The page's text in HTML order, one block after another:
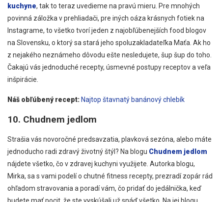
kuchyne, tak to teraz uvedieme na pravú mieru. Pre mnohých
povinná záložka v prehliadači, pre iných oáza krásnych fotiek na
Instagrame, to všetko tvorí jeden z najobľúbenejších food blogov
na Slovensku, o ktorý sa stará jeho spoluzakladateľka Maťa. Ak ho
z nejakého neznámeho dôvodu ešte nesledujete, šup šup do toho.
Čakajú vás jednoduché recepty, úsmevné postupy receptov a veľa
inšpirácie.
Náš obľúbený recept: Najtop štavnatý banánový chlebík
10. Chudnem jedlom
Strašia vás novoročné predsavzatia, plavková sezóna, alebo máte
jednoducho radi zdravý životný štýl? Na blogu Chudnem jedlom
nájdete všetko, čo v zdravej kuchyni využijete. Autorka blogu,
Mirka, sa s vami podelí o chutné fitness recepty, prezradí zopár rád
ohľadom stravovania a poradí vám, čo pridať do jedálnička, keď